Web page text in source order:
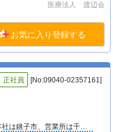
医療法人 渡辺会
お気に入り登録する
正社員 [No:09040-02357161]
当社は、本社は銚子市、営業所は千葉県船橋市、茨城県大洗町、佐野市には平成２９年１１月に営業所が設立されました。従業員一人ひとりを大切にする社風ですので 安心してご応募ください。